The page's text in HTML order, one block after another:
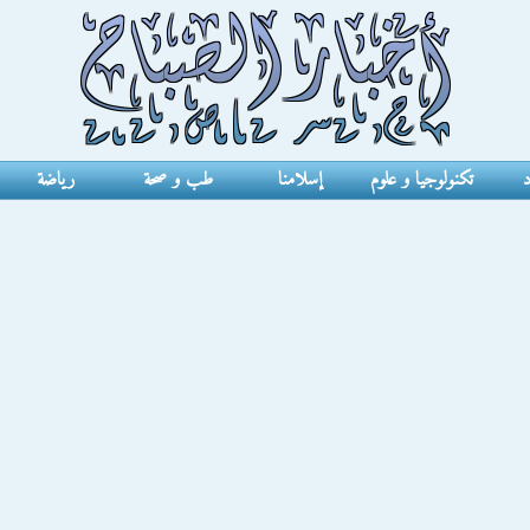
تكنولوجيا و علوم إسلامنا طب و صحة رياضة